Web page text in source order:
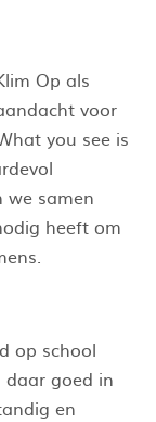
Op als
voor
you see is
we samen
heeft om
op school
daar goed in
en